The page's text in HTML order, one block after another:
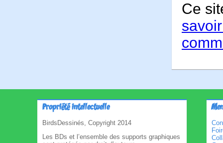
Ce
Propriété intellectuelle
BirdsDessinés, Copyright 2014
Les BDs et l’ensemble des supports graphiques